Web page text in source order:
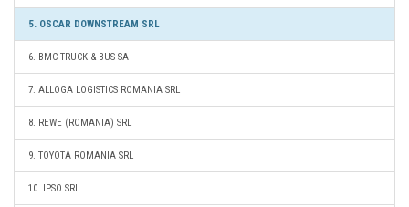
5. OSCAR DOWNSTREAM SRL
6. BMC TRUCK & BUS SA
7. ALLOGA LOGISTICS ROMANIA SRL
8. REWE (ROMANIA) SRL
9. TOYOTA ROMANIA SRL
10. IPSO SRL